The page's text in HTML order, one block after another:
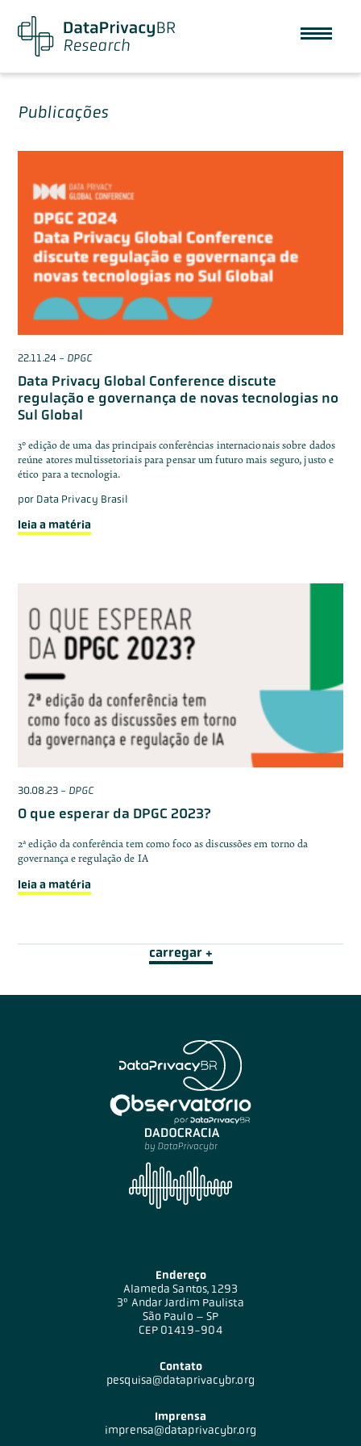
Publicações
22.11.24- DPGC
Data Privacy Global Conference discute
regulação e governança de novas tecnologias no
Sul Global
3° edição de uma das principais conferências internacionais sobre dados
reúne atores multissetoriais para pensar um futuro mais seguro, justo e
ético para a tecnologia.
por Data Privacy Brasil
leia a matéria
30.08.23- DPGC
O que esperar da DPGC 2023?
2ª edição da conferência tem como foco as discussões em torno da
governança e regulação de IA
leia a matéria
carregar +
Endereço
Alameda Santos, 1293
3º Andar Jardim Paulista
São Paulo – SP
CEP 01419-904
Contato
pesquisa@dataprivacybr.org
Imprensa
imprensa@dataprivacybr.org